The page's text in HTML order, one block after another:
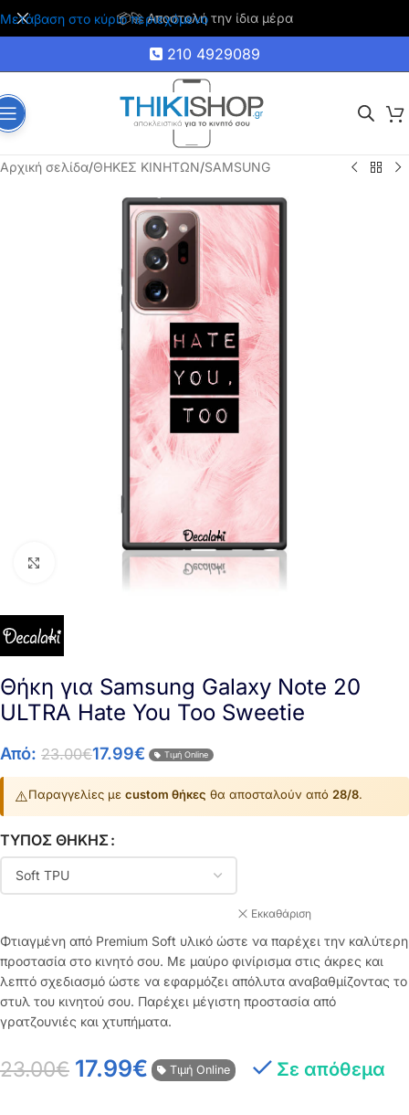
Μετάβαση στο κύριο περιεχόμενο
🚚 Δωρεάν μεταφορικά για αγορές άνω των 35€
210 4929089
Αρχική σελίδα/ΘΗΚΕΣ ΚΙΝΗΤΩΝ/SAMSUNG
Click to enlarge
Θήκη για Samsung Galaxy Note 20
ULTRA Hate You Too Sweetie
Από: 23.00€17.99€ Τιμή Online
⚠️Παραγγελίες με custom θήκες θα αποσταλούν από 28/8.
ΤΎΠΟΣ ΘΉΚΗΣ
Εκκαθάριση
Φτιαγμένη από Premium Soft υλικό ώστε να παρέχει την καλύτερη
προστασία στο κινητό σου. Με μαύρο φινίρισμα στις άκρες και
λεπτό σχεδιασμό ώστε να εφαρμόζει απόλυτα αναβαθμίζοντας το
στυλ του κινητού σου. Παρέχει μέγιστη προστασία από
γρατζουνιές και χτυπήματα.
23.00€ 17.99€ Τιμή Online Σε απόθεμα